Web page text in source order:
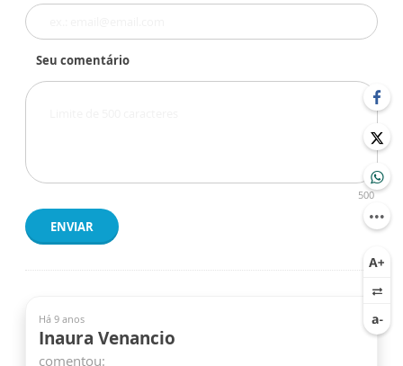
Seu comentário
500
ENVIAR
Há 9 anos
Inaura Venancio
comentou: